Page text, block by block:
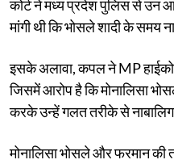
कोर्ट ने मध्य प्रदेश पुलिस से उन
मांगी थी कि भोसले शादी के समय
इसके अलावा, कपल ने MP
जिसमें आरोप है कि मोनालिसा
करके उन्हें गलत तरीके से नाबालिग
मोनालिसा भोसले और फरमान